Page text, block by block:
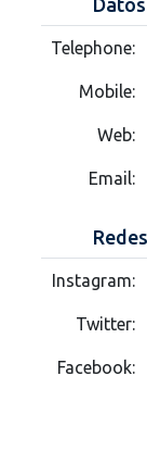
Telephone:
Mobile:
Web:
Email:
Instagram:
Twitter:
Facebook: